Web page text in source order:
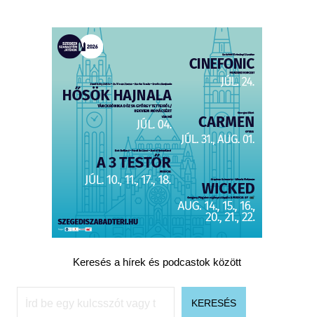
Keresés a hírek és podcastok között
Keresés
KERESÉS